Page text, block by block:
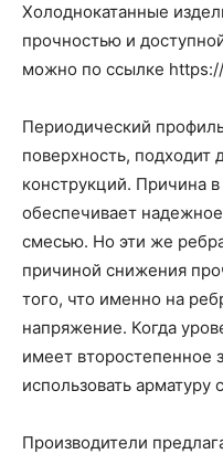
Холоднокатанные
прочностью и
можно по ссылке
Периодический
поверхность, подходит
конструкций. Причина
обеспечивает
смесью. Но эти же
причиной снижения
того, что именно на
напряжение. Когда
имеет второстепенное
использовать
Производители